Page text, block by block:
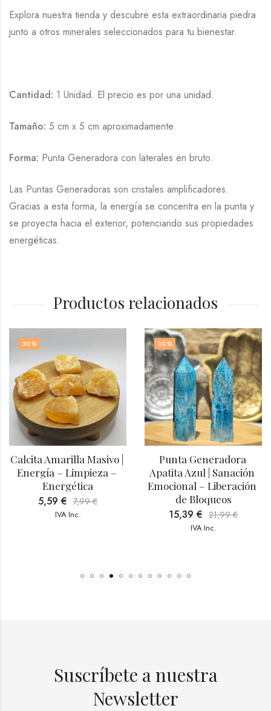
Explora nuestra tienda y descubre esta extraordinaria piedra
junto a otros minerales seleccionados para tu bienestar.
Cantidad: 1 Unidad. El precio es por una unidad.
Tamaño: 5 cm x 5 cm aproximadamente.
Forma: Punta Generadora con laterales en bruto.
Las Puntas Generadoras son cristales amplificadores.
Gracias a esta forma, la energía se concentra en la punta y
se proyecta hacia el exterior, potenciando sus propiedades
energéticas.
Productos relacionados
30%
Calcita Amarilla Masivo |
Energía – Limpieza –
Energética
5,59 € 7,99€
IVA Inc.
30%
Punta Generadora
Apatita Azul | Sanación
Emocional – Liberación
de Bloqueos
15,39 € 21,99€
IVA Inc.
Suscríbete a nuestra
Newsletter